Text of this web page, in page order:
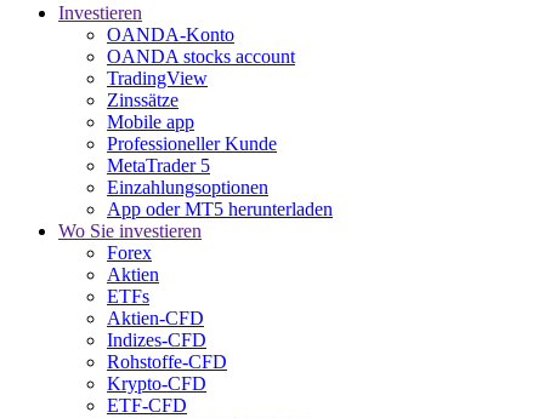
Investieren
OANDA-Konto
OANDA stocks account
TradingView
Zinssätze
Mobile app
Professioneller Kunde
MetaTrader 5
Einzahlungsoptionen
App oder MT5 herunterladen
Wo Sie investieren
Forex
Aktien
ETFs
Aktien-CFD
Indizes-CFD
Rohstoffe-CFD
Krypto-CFD
ETF-CFD